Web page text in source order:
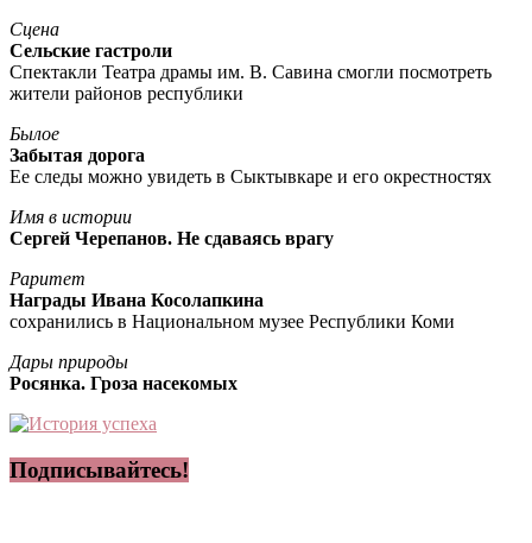
Сцена
Сельские гастроли
Спектакли Театра драмы им. В. Савина смогли посмотреть
жители районов республики
Былое
Забытая дорога
Ее следы можно увидеть в Сыктывкаре и его окрестностях
Имя в истории
Сергей Черепанов. Не сдаваясь врагу
Раритет
Награды Ивана Косолапкина
сохранились в Национальном музее Республики Коми
Дары природы
Росянка. Гроза насекомых
Подписывайтесь!